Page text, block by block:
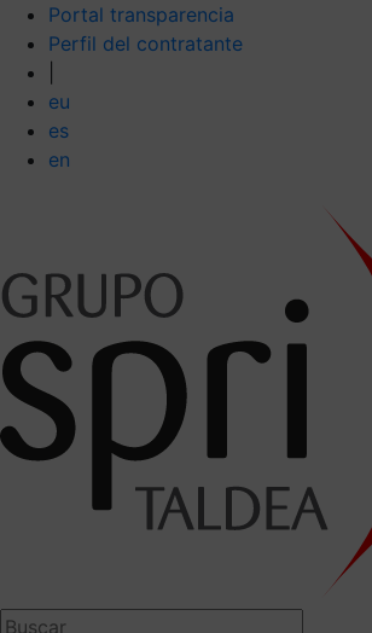
Portal transparencia
Perfil del contratante
eu
es
en